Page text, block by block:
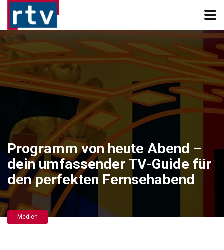
Programm von heute Abend –
dein umfassender TV-Guide für
den perfekten Fernsehabend
Medien